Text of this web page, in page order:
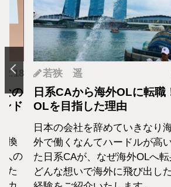
の
ド
換
人の
た
若狭 遥
日系CAから海外OLに転職
OLを目指した理由
日本の会社を辞めていきなり
外で働くなんてハードルが高
た日系CAが、なぜ海外OLへ転
どんな想いで海外に飛び出し